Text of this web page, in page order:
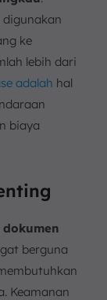
digunakan
ke
lebih dari
adalah hal
biaya
berguna
Keamanan